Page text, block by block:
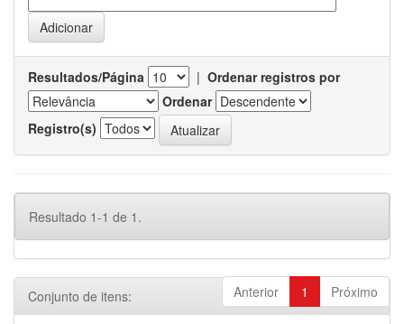
Resultados/Página | Ordenar registros por
Ordenar
Registro(s)
Resultado 1-1 de 1.
Anterior 1 Próximo
Conjunto de itens: